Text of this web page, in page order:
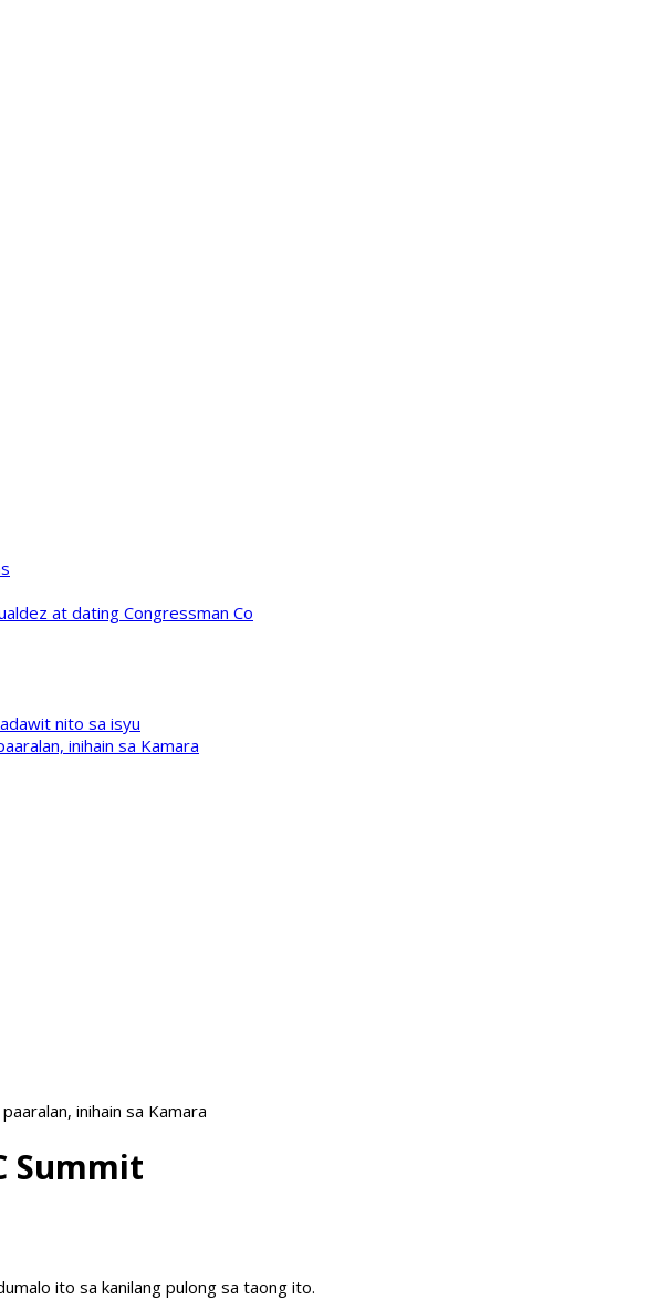
at dating Congressman Co
nito sa isyu
inihain sa Kamara
inihain sa Kamara
Summit
ito sa kanilang pulong sa taong ito.